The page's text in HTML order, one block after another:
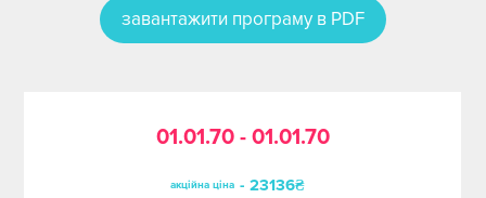
завантажити програму в PDF
01.01.70 - 01.01.70
акційна ціна - 23136₴